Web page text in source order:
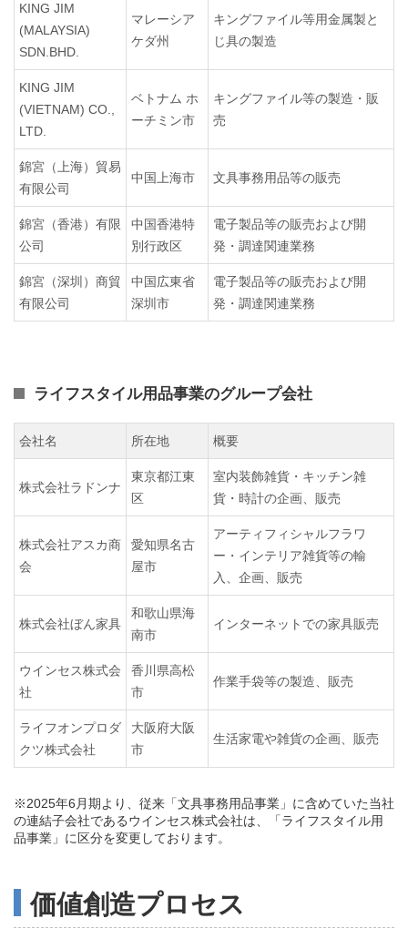
KING JIM
(MALAYSIA)
SDN.BHD.
マレーシア
ケダ州
キングファイル等用金属製と
じ具の製造
KING JIM
(VIETNAM) CO.,
LTD.
ベトナム ホ
ーチミン市
キングファイル等の製造・販
売
錦宮（上海）貿易
有限公司
中国上海市 文具事務用品等の販売
錦宮（香港）有限
公司
中国香港特
別行政区
電子製品等の販売および開
発・調達関連業務
錦宮（深圳）商貿
有限公司
中国広東省
深圳市
電子製品等の販売および開
発・調達関連業務
ライフスタイル用品事業のグループ会社
会社名 所在地 概要
株式会社ラドンナ
東京都江東
区
室内装飾雑貨・キッチン雑
貨・時計の企画、販売
株式会社アスカ商
会
愛知県名古
屋市
アーティフィシャルフラワ
ー・インテリア雑貨等の輸
入、企画、販売
株式会社ぼん家具
和歌山県海
南市
インターネットでの家具販売
ウインセス株式会
社
香川県高松
市
作業手袋等の製造、販売
ライフオンプロダ
クツ株式会社
大阪府大阪
市
生活家電や雑貨の企画、販売
※2025年6月期より、従来「文具事務用品事業」に含めていた当社
の連結子会社であるウインセス株式会社は、「ライフスタイル用
品事業」に区分を変更しております。
価値創造プロセス